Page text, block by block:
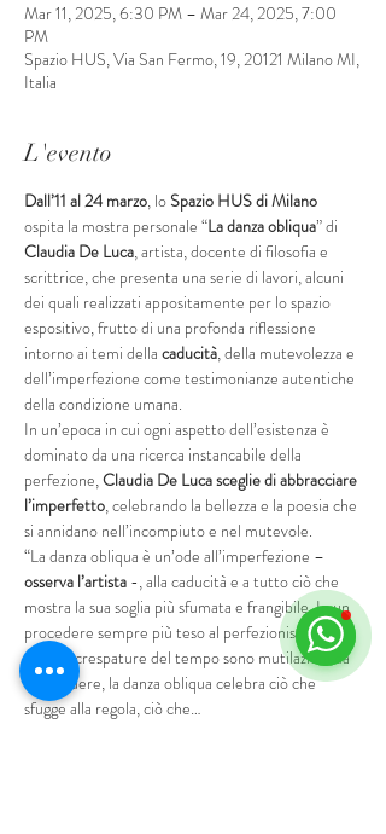
Mar 11, 2025, 6:30 PM – Mar 24, 2025, 7:00
PM
Spazio HUS, Via San Fermo, 19, 20121 Milano MI,
Italia
L'evento
Dall’11 al 24 marzo, lo Spazio HUS di Milano
ospita la mostra personale “La danza obliqua” di
Claudia De Luca, artista, docente di filosofia e
scrittrice, che presenta una serie di lavori, alcuni
dei quali realizzati appositamente per lo spazio
espositivo, frutto di una profonda riflessione
intorno ai temi della caducità, della mutevolezza e
dell’imperfezione come testimonianze autentiche
della condizione umana.
In un’epoca in cui ogni aspetto dell’esistenza è
dominato da una ricerca instancabile della
perfezione, Claudia De Luca sceglie di abbracciare
l’imperfetto, celebrando la bellezza e la poesia che
si annidano nell’incompiuto e nel mutevole.
“La danza obliqua è un’ode all’imperfezione –
osserva l’artista -, alla caducità e a tutto ciò che
mostra la sua soglia più sfumata e frangibile. In un
procedere sempre più teso al perfezionismo, in
cui le increspature del tempo sono mutilazioni da
nascondere, la danza obliqua celebra ciò che
sfugge alla regola, ciò che…